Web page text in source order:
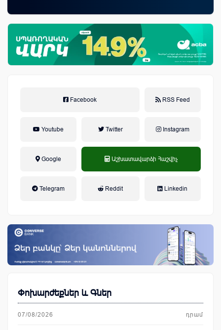
Facebook RSS Feed
Youtube Twitter Instagram
Google Աշխատավարձի Հաշվիչ
Telegram Reddit Linkedin
Փոխարժեքներ և Գներ
07/08/2026 դրամ